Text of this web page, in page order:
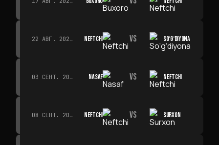
22 АВГ. 2026 Г. · 19:00 NEFTCHI VS SO‘G‘DIYONA
03 СЕНТ. 2026 Г. · 19:00 NASAF VS NEFTCHI
08 СЕНТ. 2026 Г. · 19:00 NEFTCHI VS SURXON